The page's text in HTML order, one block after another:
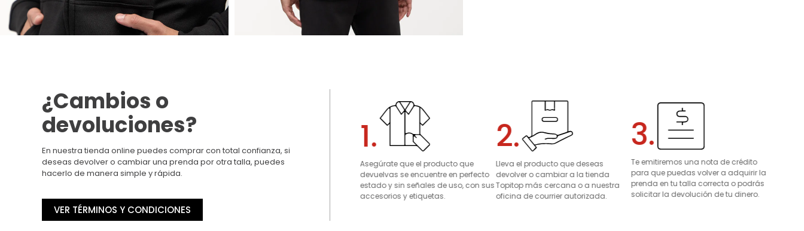
¿Cambios o
devoluciones?
En nuestra tienda online puedes comprar con total confianza, si
deseas devolver o cambiar una prenda por otra talla, puedes
hacerlo de manera simple y rápida.
VER TÉRMINOS Y CONDICIONES
1.
Asegúrate que el producto que
devuelvas se encuentre en perfecto
estado y sin señales de uso, con sus
accesorios y etiquetas.
2.
Lleva el producto que deseas
devolver o cambiar a la tienda
Topitop más cercana o a nuestra
oficina de courrier autorizada.
3.
Te emitiremos una nota de crédito
para que puedas volver a adquirir la
prenda en tu talla correcta o podrás
solicitar la devolución de tu dinero.